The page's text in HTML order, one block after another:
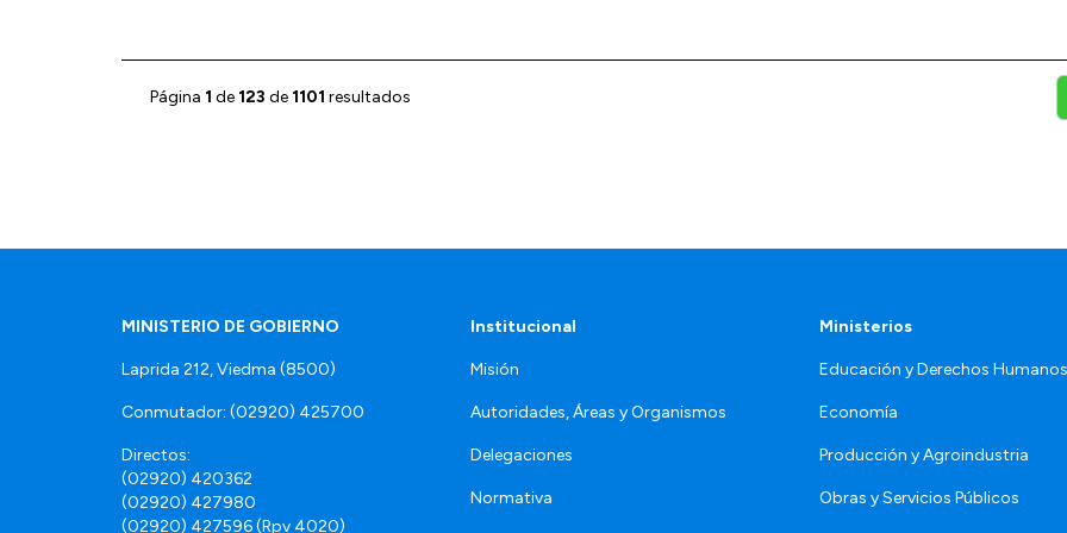
Página 1 de 123 de 1101 resultados
MINISTERIO DE GOBIERNO
Laprida 212, Viedma (8500)
Conmutador: (02920) 425700
Directos:
(02920) 420362
(02920) 427980
(02920) 427596 (Rpv 4020)
Institucional
Misión
Autoridades, Áreas y Organismos
Delegaciones
Normativa
Ministerios
Educación y Derechos Humanos
Economía
Producción y Agroindustria
Obras y Servicios Públicos